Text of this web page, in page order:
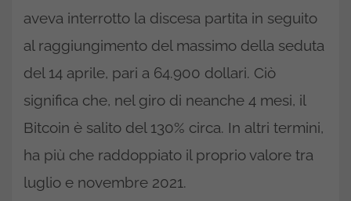
aveva interrotto la discesa partita in seguito
al raggiungimento del massimo della seduta
del 14 aprile, pari a 64.900 dollari. Ciò
significa che, nel giro di neanche 4 mesi, il
Bitcoin è salito del 130% circa. In altri termini,
ha più che raddoppiato il proprio valore tra
luglio e novembre 2021.